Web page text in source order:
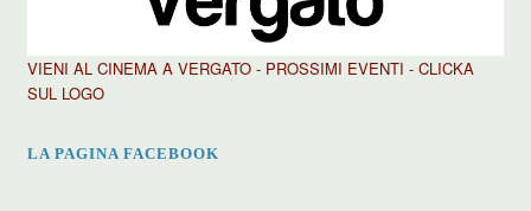
VIENI AL CINEMA A VERGATO - PROSSIMI EVENTI - CLICKA
SUL LOGO
LA PAGINA FACEBOOK